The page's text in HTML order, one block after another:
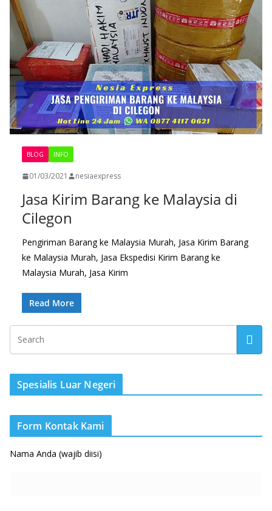
BLOG INFO
01/03/2021 nesiaexpress
Jasa Kirim Barang ke Malaysia di
Cilegon
Pengiriman Barang ke Malaysia Murah, Jasa Kirim Barang
ke Malaysia Murah, Jasa Ekspedisi Kirim Barang ke
Malaysia Murah, Jasa Kirim
Read More
Spesialis Luar Negeri
Form Kontak Kami
Nama Anda (wajib diisi)